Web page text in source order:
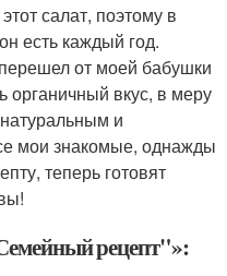
салат, поэтому в
есть каждый год.
от моей бабушки
органичный вкус, в меру
и
мои знакомые, однажды
теперь готовят
рецепт"»: